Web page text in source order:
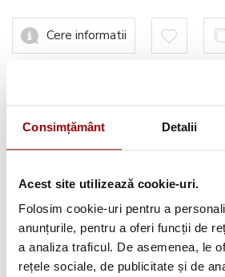
Consimțământ Detalii
Acest site utilizează cookie-uri.
Folosim cookie-uri pentru a
anunțurile, pentru a oferi funcții de
a analiza traficul. De asemenea, le
rețele sociale, de publicitate și de
Cere informatii
Informatii conformitate produs
Avantajele tale:
Consultanta profesionala
Deschidere coletla livrare